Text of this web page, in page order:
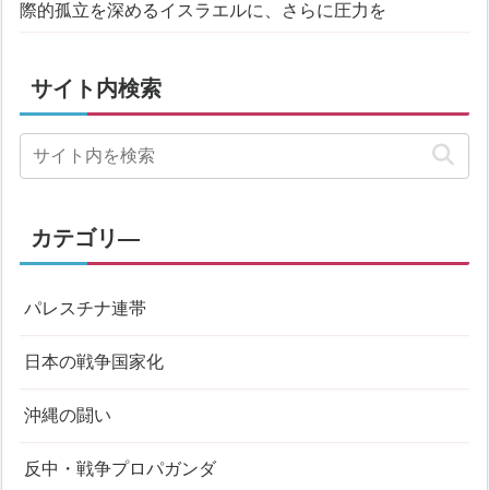
際的孤立を深めるイスラエルに、さらに圧力を
サイト内検索
カテゴリ―
パレスチナ連帯
日本の戦争国家化
沖縄の闘い
反中・戦争プロパガンダ